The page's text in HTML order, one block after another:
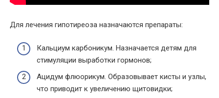
Для лечения гипотиреоза назначаются препараты:
Кальциум карбоникум. Назначается детям для
стимуляции выработки гормонов;
Ацидум флюорикум. Образовывает кисты и узлы,
что приводит к увеличению щитовидки;